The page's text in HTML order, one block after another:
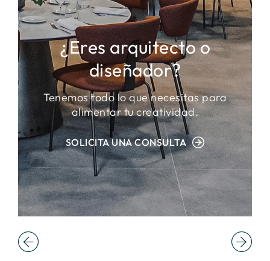
¿Eres arquitecto o
diseñador?
Tenemos todo lo que necesitas para
alimentar tu creatividad.
SOLICITA UNA CONSULTA